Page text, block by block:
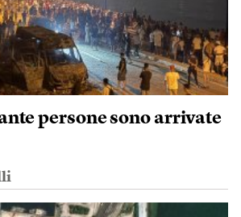
persone sono arrivate